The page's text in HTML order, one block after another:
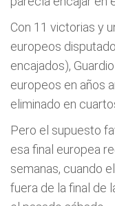
Con 11 victorias y
europeos
encajados),
europeos en años
eliminado en
Pero el supuesto
esa final europea
semanas, cuando
fuera de la final de